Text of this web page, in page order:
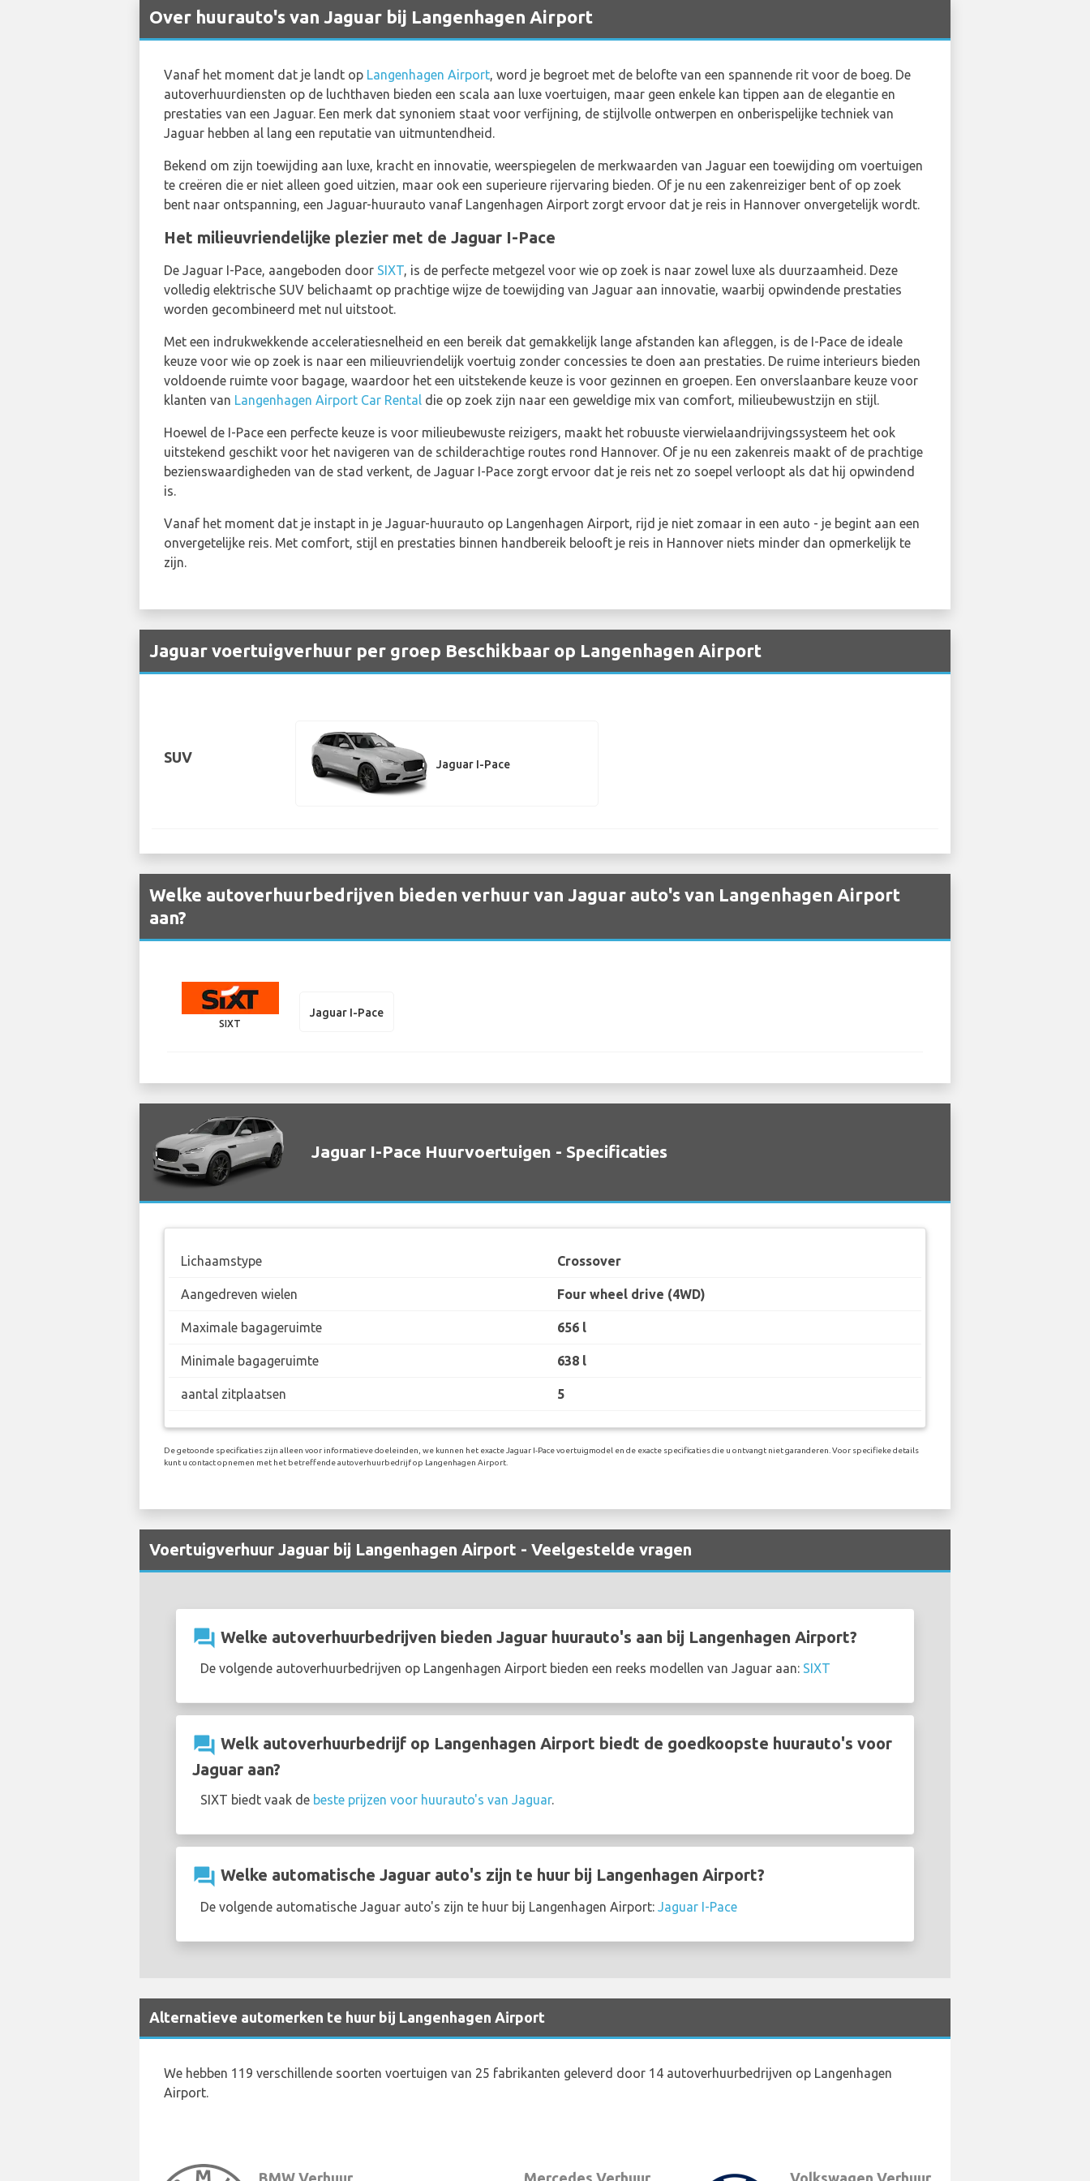
Over huurauto's van Jaguar bij Langenhagen Airport
Vanaf het moment dat je landt op Langenhagen Airport, word je begroet met de belofte van een spannende rit voor de boeg. De
autoverhuurdiensten op de luchthaven bieden een scala aan luxe voertuigen, maar geen enkele kan tippen aan de elegantie en
prestaties van een Jaguar. Een merk dat synoniem staat voor verfijning, de stijlvolle ontwerpen en onberispelijke techniek van
Jaguar hebben al lang een reputatie van uitmuntendheid.
Bekend om zijn toewijding aan luxe, kracht en innovatie, weerspiegelen de merkwaarden van Jaguar een toewijding om voertuigen
te creëren die er niet alleen goed uitzien, maar ook een superieure rijervaring bieden. Of je nu een zakenreiziger bent of op zoek
bent naar ontspanning, een Jaguar-huurauto vanaf Langenhagen Airport zorgt ervoor dat je reis in Hannover onvergetelijk wordt.
Het milieuvriendelijke plezier met de Jaguar I-Pace
De Jaguar I-Pace, aangeboden door SIXT, is de perfecte metgezel voor wie op zoek is naar zowel luxe als duurzaamheid. Deze
volledig elektrische SUV belichaamt op prachtige wijze de toewijding van Jaguar aan innovatie, waarbij opwindende prestaties
worden gecombineerd met nul uitstoot.
Met een indrukwekkende acceleratiesnelheid en een bereik dat gemakkelijk lange afstanden kan afleggen, is de I-Pace de ideale
keuze voor wie op zoek is naar een milieuvriendelijk voertuig zonder concessies te doen aan prestaties. De ruime interieurs bieden
voldoende ruimte voor bagage, waardoor het een uitstekende keuze is voor gezinnen en groepen. Een onverslaanbare keuze voor
klanten van Langenhagen Airport Car Rental die op zoek zijn naar een geweldige mix van comfort, milieubewustzijn en stijl.
Hoewel de I-Pace een perfecte keuze is voor milieubewuste reizigers, maakt het robuuste vierwielaandrijvingssysteem het ook
uitstekend geschikt voor het navigeren van de schilderachtige routes rond Hannover. Of je nu een zakenreis maakt of de prachtige
bezienswaardigheden van de stad verkent, de Jaguar I-Pace zorgt ervoor dat je reis net zo soepel verloopt als dat hij opwindend
is.
Vanaf het moment dat je instapt in je Jaguar-huurauto op Langenhagen Airport, rijd je niet zomaar in een auto - je begint aan een
onvergetelijke reis. Met comfort, stijl en prestaties binnen handbereik belooft je reis in Hannover niets minder dan opmerkelijk te
zijn.
Jaguar voertuigverhuur per groep Beschikbaar op Langenhagen Airport
SUV Jaguar I-Pace
Welke autoverhuurbedrijven bieden verhuur van Jaguar auto's van Langenhagen Airport
aan?
SIXT
Jaguar I-Pace
Jaguar I-Pace Huurvoertuigen - Specificaties
Lichaamstype Crossover
Aangedreven wielen Four wheel drive (4WD)
Maximale bagageruimte 656 l
Minimale bagageruimte 638 l
aantal zitplaatsen 5
De getoonde specificaties zijn alleen voor informatieve doeleinden, we kunnen het exacte Jaguar I-Pace voertuigmodel en de exacte specificaties die u ontvangt niet garanderen. Voor specifieke details
kunt u contact opnemen met het betreffende autoverhuurbedrijf op Langenhagen Airport.
Voertuigverhuur Jaguar bij Langenhagen Airport - Veelgestelde vragen
question_answer Welke autoverhuurbedrijven bieden Jaguar huurauto's aan bij Langenhagen Airport?
De volgende autoverhuurbedrijven op Langenhagen Airport bieden een reeks modellen van Jaguar aan: SIXT
question_answer Welk autoverhuurbedrijf op Langenhagen Airport biedt de goedkoopste huurauto's voor
Jaguar aan?
SIXT biedt vaak de beste prijzen voor huurauto's van Jaguar.
question_answer Welke automatische Jaguar auto's zijn te huur bij Langenhagen Airport?
De volgende automatische Jaguar auto's zijn te huur bij Langenhagen Airport: Jaguar I-Pace
Alternatieve automerken te huur bij Langenhagen Airport
We hebben 119 verschillende soorten voertuigen van 25 fabrikanten geleverd door 14 autoverhuurbedrijven op Langenhagen
Airport.
BMW Verhuur Mercedes Verhuur Volkswagen Verhuur